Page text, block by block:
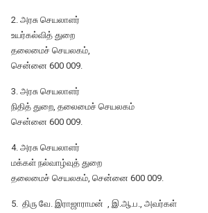
2. அரசு செயலாளர்
உயர்கல்வித் துறை
தலைமைச் செயலகம்,
சென்னை 600 009.
3. அரசு செயலாளர்
நிதித் துறை, தலைமைச் செயலகம்
சென்னை 600 009.
4. அரசு செயலாளர்
மக்கள் நல்வாழ்வுத் துறை
தலைமைச் செயலகம், சென்னை 600 009.
5. திரு வே. இராஜாராமன் , இ.ஆ.ப., அவர்கள்